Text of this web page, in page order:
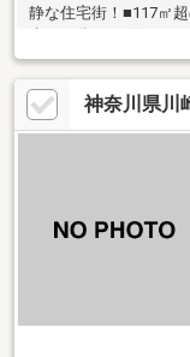
静な住宅街！■117㎡
歩１１分！■お好きな
には高い建物がござ
ーパーまで徒歩10分
住環境♪■商業施設の
しましょう♪■「ラゾ
神奈川県川